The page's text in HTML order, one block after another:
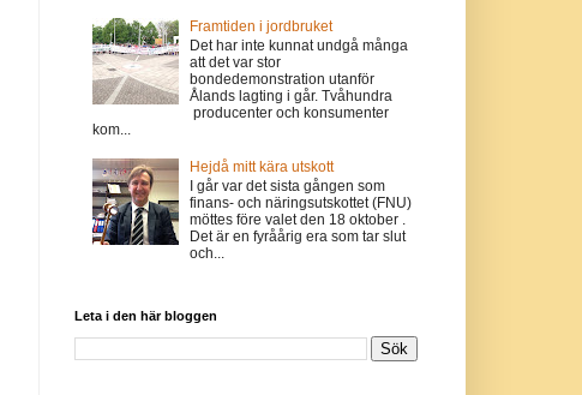
Framtiden i jordbruket
Det har inte kunnat undgå många
att det var stor
bondedemonstration utanför
Ålands lagting i går. Tvåhundra
producenter och konsumenter
kom...
Hejdå mitt kära utskott
I går var det sista gången som
finans- och näringsutskottet (FNU)
möttes före valet den 18 oktober .
Det är en fyråårig era som tar slut
och...
Leta i den här bloggen